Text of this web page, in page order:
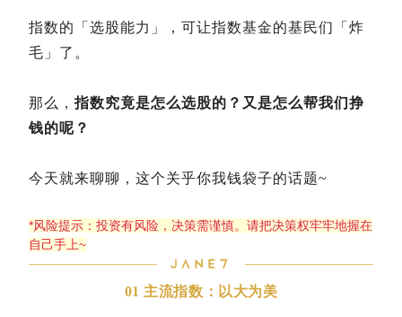
指数的「选股能力」，可让指数基金的基民们「炸
毛」了。
那么， 指数究竟是怎么选股的？又是怎么帮我们挣
钱的呢？
今天就来聊聊，这个关乎你我钱袋子的话题~
*风险提示：投资有风险，决策需谨慎。请把决策权牢牢地握在
自己手上~
01 主流指数：以大为美